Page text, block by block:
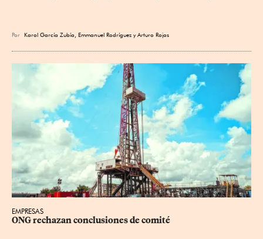
Por Karol García Zubía Emmanuel Rodríguez yArturo Rojas
EMPRESAS
ONG rechazan conclusiones de comité